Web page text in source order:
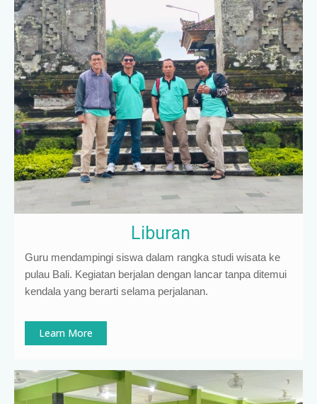
Liburan
Guru mendampingi siswa dalam rangka studi wisata ke
pulau Bali. Kegiatan berjalan dengan lancar tanpa ditemui
kendala yang berarti selama perjalanan.
Learn More